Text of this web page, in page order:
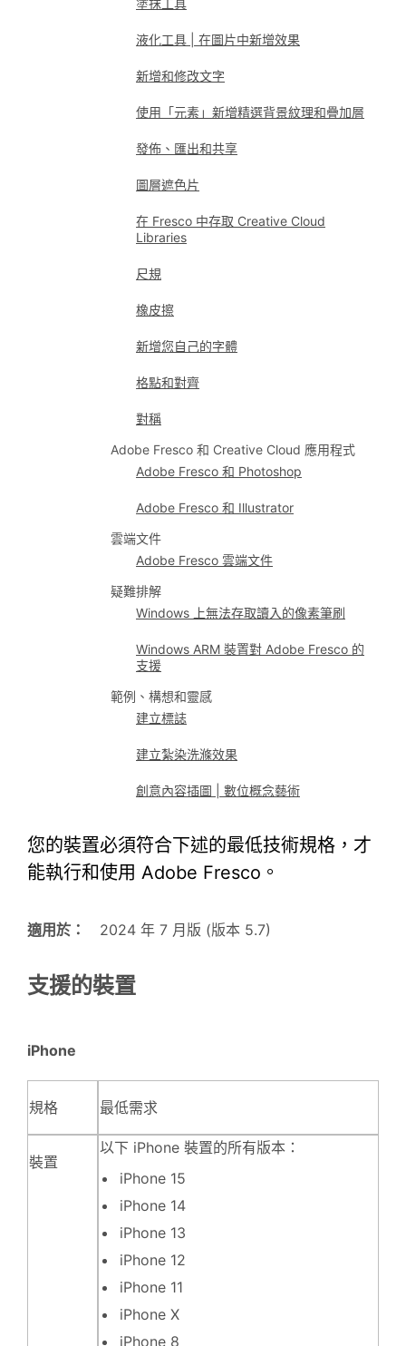
塗抹工具
液化工具 | 在圖片中新增效果
新增和修改文字
使用「元素」新增精選背景紋理和疊加層
發佈、匯出和共享
圖層遮色片
在 Fresco 中存取 Creative Cloud
Libraries
尺規
橡皮擦
新增您自己的字體
格點和對齊
對稱
Adobe Fresco 和 Creative Cloud 應用程式
Adobe Fresco 和 Photoshop
Adobe Fresco 和 Illustrator
雲端文件
Adobe Fresco 雲端文件
疑難排解
Windows 上無法存取讀入的像素筆刷
Windows ARM 裝置對 Adobe Fresco 的
支援
範例、構想和靈感
建立標誌
建立紮染洗滌效果
創意內容插圖 | 數位概念藝術
您的裝置必須符合下述的最低技術規格，才
能執行和使用 Adobe Fresco。
適用於： 2024 年 7 月版 (版本 5.7)
支援的裝置
iPhone
規格 最低需求
裝置
以下 iPhone 裝置的所有版本：
iPhone 15
iPhone 14
iPhone 13
iPhone 12
iPhone 11
iPhone X
iPhone 8